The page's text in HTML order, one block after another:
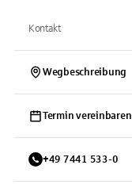
Kontakt
Wegbeschreibung
Termin vereinbaren
+49 7441 533-0